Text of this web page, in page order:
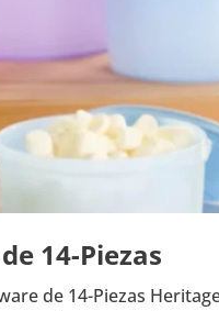
14-Piezas
de 14-Piezas